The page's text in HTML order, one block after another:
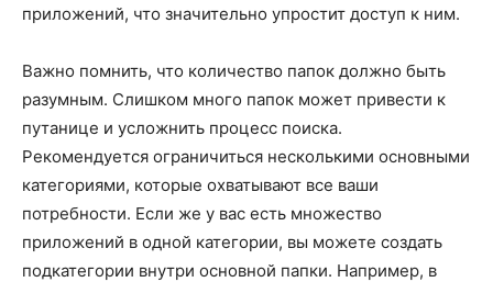
приложений, что значительно упростит доступ к ним.
Важно помнить, что количество папок должно быть
разумным. Слишком много папок может привести к
путанице и усложнить процесс поиска.
Рекомендуется ограничиться несколькими основными
категориями, которые охватывают все ваши
потребности. Если же у вас есть множество
приложений в одной категории, вы можете создать
подкатегории внутри основной папки. Например, в